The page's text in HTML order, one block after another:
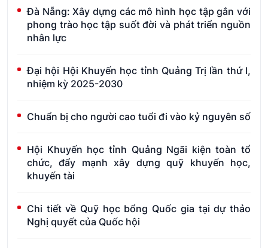
Đà Nẵng: Xây dựng các mô hình học tập gắn với
phong trào học tập suốt đời và phát triển nguồn
nhân lực
Đại hội Hội Khuyến học tỉnh Quảng Trị lần thứ I,
nhiệm kỳ 2025-2030
Chuẩn bị cho người cao tuổi đi vào kỷ nguyên số
Hội Khuyến học tỉnh Quảng Ngãi kiện toàn tổ
chức, đẩy mạnh xây dựng quỹ khuyến học,
khuyến tài
Chi tiết về Quỹ học bổng Quốc gia tại dự thảo
Nghị quyết của Quốc hội